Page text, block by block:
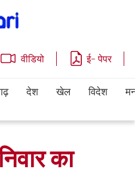
वीडियो ई- पेपर
देश खेल विदेश
का